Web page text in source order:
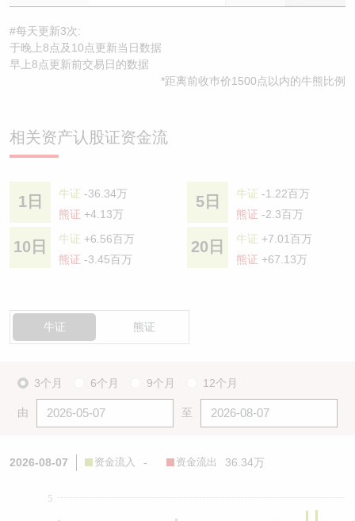
#每天更新3次:
于晚上8点及10点更新当日数据
早上8点更新前交易日的数据
*距离前收巿价1500点以内的牛熊比例
相关资产认股证资金流
1日 牛证 -36.34万
熊证 +4.13万
5日 牛证 -1.22百万
熊证 -2.3百万
10日 牛证 +6.56百万
熊证 -3.45百万
20日 牛证 +7.01百万
熊证 +67.13万
牛证 熊证
3个月 6个月 9个月 12个月
由 至
2026-08-07 资金流入 - 资金流出 36.34万
5